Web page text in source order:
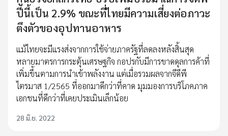
ปีนี้เป็น 2.9% ขณะที่ไทยมีความเสี่ยงต่อภาวะ
ตึงตัวของอุปทานอาหาร
แม้ไทยจะมีแรงส่งจากการใช้จ่ายภาครัฐที่ลดลงหลังสิ้นสุด
หลายมาตรการกระตุ้นเศรษฐกิจ กอปรกับมีการขาดดุลการค้าที่
เพิ่มขึ้นตามการนำเข้าพลังงาน แต่เมื่อรวมผลจากจีดีพี
ไตรมาส 1/2565 ที่ออกมาดีกว่าที่คาด มุมมองการบริโภคภาค
เอกชนที่ดีกว่าที่เคยประเมินเล็กน้อย
28 มิ.ย. 2022